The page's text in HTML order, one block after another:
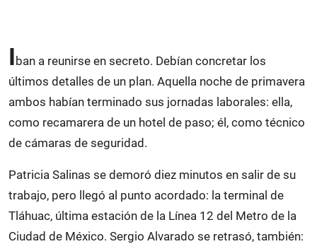
Iban a reunirse en secreto. Debían concretar los
últimos detalles de un plan. Aquella noche de primavera
ambos habían terminado sus jornadas laborales: ella,
como recamarera de un hotel de paso; él, como técnico
de cámaras de seguridad.
Patricia Salinas se demoró diez minutos en salir de su
trabajo, pero llegó al punto acordado: la terminal de
Tláhuac, última estación de la Línea 12 del Metro de la
Ciudad de México. Sergio Alvarado se retrasó, también: